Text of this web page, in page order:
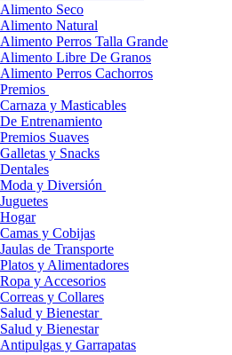
Alimento Seco
Alimento Natural
Alimento Perros Talla Grande
Alimento Libre De Granos
Alimento Perros Cachorros
Premios
Carnaza y Masticables
De Entrenamiento
Premios Suaves
Galletas y Snacks
Dentales
Moda y Diversión
Juguetes
Hogar
Camas y Cobijas
Jaulas de Transporte
Platos y Alimentadores
Ropa y Accesorios
Correas y Collares
Salud y Bienestar
Salud y Bienestar
Antipulgas y Garrapatas